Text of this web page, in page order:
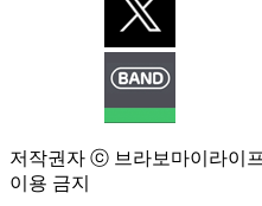
저작권자 ⓒ 브라보마이라이
이용 금지